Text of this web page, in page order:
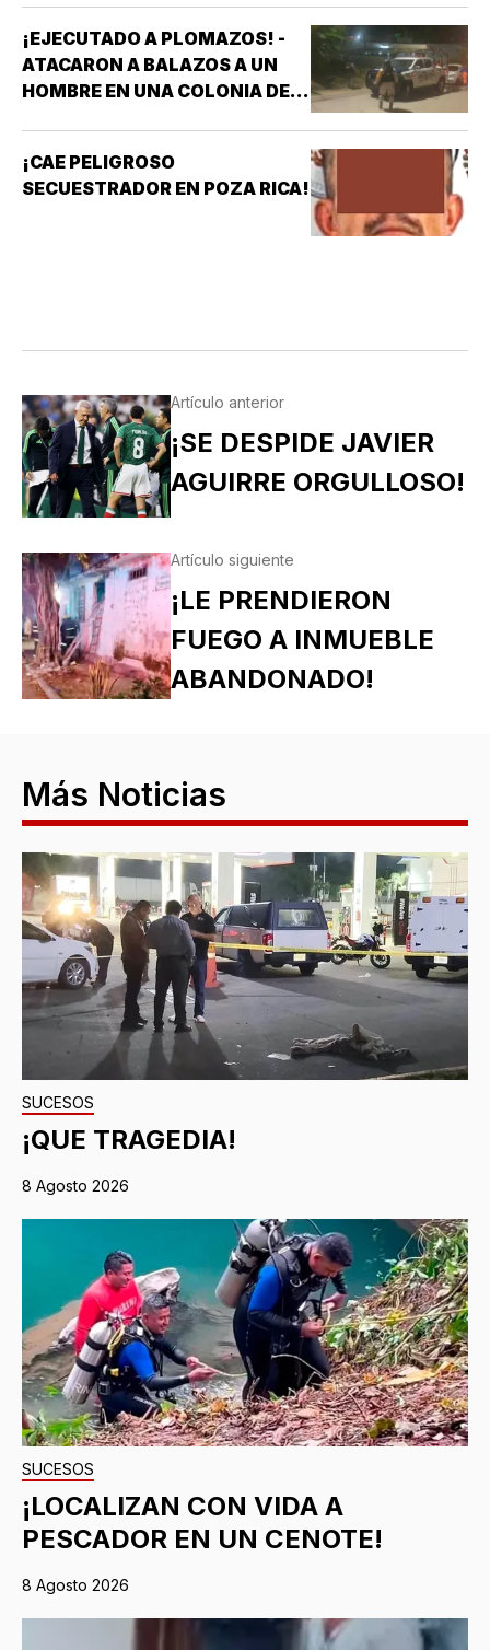
¡EJECUTADO A PLOMAZOS! -
ATACARON A BALAZOS A UN
HOMBRE EN UNA COLONIA DE
¡CAE PELIGROSO
SECUESTRADOR EN POZA RICA!
Artículo anterior
¡SE DESPIDE JAVIER
AGUIRRE ORGULLOSO!
Artículo siguiente
¡LE PRENDIERON
FUEGO A INMUEBLE
ABANDONADO!
Más Noticias
SUCESOS
¡QUE TRAGEDIA!
8 Agosto 2026
SUCESOS
¡LOCALIZAN CON VIDA A
PESCADOR EN UN CENOTE!
8 Agosto 2026